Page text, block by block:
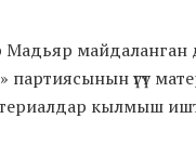
Мадьяр
үгүт
кылмыш